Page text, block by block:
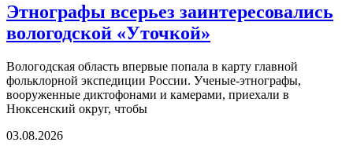
Этнографы всерьез заинтересовались
вологодской «Уточкой»
Вологодская область впервые попала в карту главной
фольклорной экспедиции России. Ученые-этнографы,
вооруженные диктофонами и камерами, приехали в
Нюксенский округ, чтобы
03.08.2026